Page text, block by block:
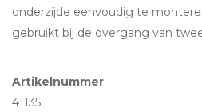
onderzijde eenvoudig te
gebruikt bij de overgang van
Artikelnummer
41135